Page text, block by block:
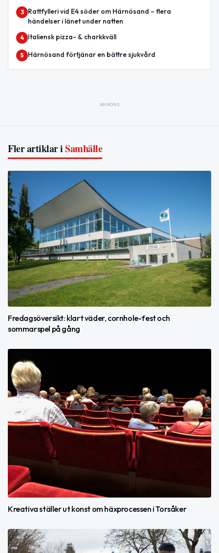
3
Rattfylleri vid E4 söder om Härnösand – flera
händelser i länet under natten
4 Italiensk pizza- & charkkväll
5 Härnösand förtjänar en bättre sjukvård
ANNONS
Fler artiklar iSamhälle
Fredagsöversikt: klart väder, cornhole-fest och
sommarspel på gång
Kreativa ställer ut konst om häxprocessen i Torsåker